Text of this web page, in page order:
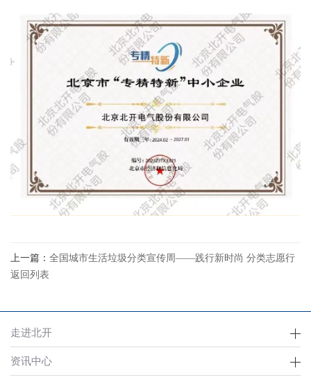
上一篇： 全国城市生活垃圾分类宣传周——践行新时尚 分类志愿行
返回列表
走进北开
资讯中心